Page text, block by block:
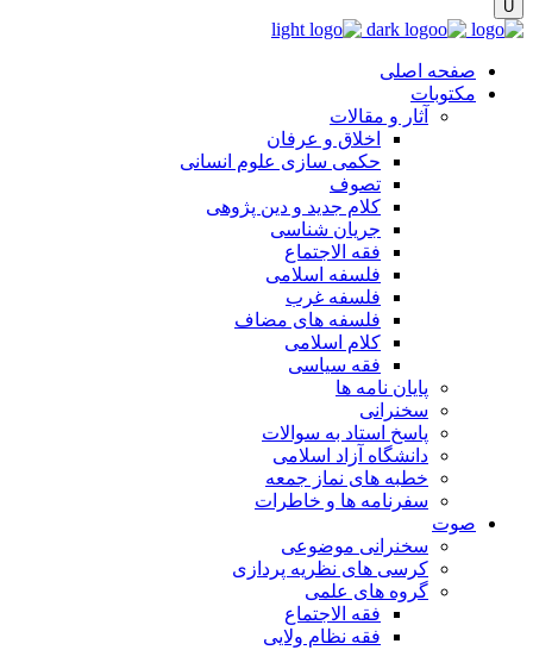
صفحه اصلی
مکتوبات
آثار و مقالات
اخلاق و عرفان
حکمی سازی علوم انسانی
تصوف
کلام جدید و دین پژوهی
جریان شناسی
فقه الاجتماع
فلسفه اسلامی
فلسفه غرب
فلسفه های مضاف
کلام اسلامی
فقه سیاسی
پایان نامه ها
سخنرانی
پاسخ استاد به سوالات
دانشگاه آزاد اسلامی
خطبه های نماز جمعه
سفرنامه ها و خاطرات
صوت
سخنرانی موضوعی
کرسی های نظریه پردازی
گروه های علمی
فقه الاجتماع
فقه نظام ولایی